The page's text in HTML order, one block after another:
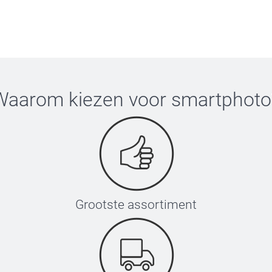
kiezen voor smartphoto
Grootste assortiment